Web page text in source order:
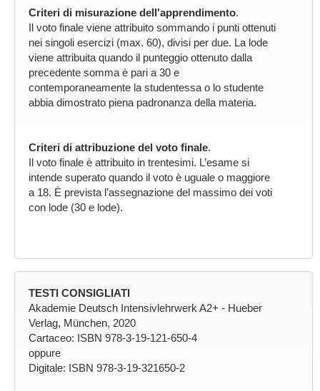
Criteri di misurazione dell'apprendimento.
Il voto finale viene attribuito sommando i punti ottenuti
nei singoli esercizi (max. 60), divisi per due. La lode
viene attribuita quando il punteggio ottenuto dalla
precedente somma è pari a 30 e
contemporaneamente la studentessa o lo studente
abbia dimostrato piena padronanza della materia.
Criteri di attribuzione del voto finale.
Il voto finale è attribuito in trentesimi. L’esame si
intende superato quando il voto è uguale o maggiore
a 18. È prevista l’assegnazione del massimo dei voti
con lode (30 e lode).
TESTI CONSIGLIATI
Akademie Deutsch Intensivlehrwerk A2+ - Hueber
Verlag, München, 2020
Cartaceo: ISBN 978-3-19-121-650-4
oppure
Digitale: ISBN 978-3-19-321650-2